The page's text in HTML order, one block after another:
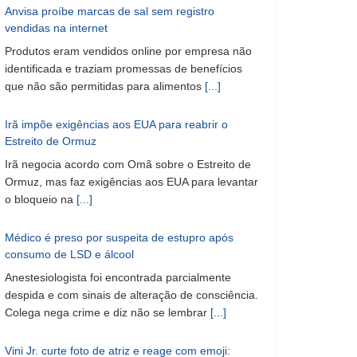
Anvisa proíbe marcas de sal sem registro
vendidas na internet
Produtos eram vendidos online por empresa não
identificada e traziam promessas de benefícios
que não são permitidas para alimentos [...]
Irã impõe exigências aos EUA para reabrir o
Estreito de Ormuz
Irã negocia acordo com Omã sobre o Estreito de
Ormuz, mas faz exigências aos EUA para levantar
o bloqueio na [...]
Médico é preso por suspeita de estupro após
consumo de LSD e álcool
Anestesiologista foi encontrada parcialmente
despida e com sinais de alteração de consciência.
Colega nega crime e diz não se lembrar [...]
Vini Jr. curte foto de atriz e reage com emoji: